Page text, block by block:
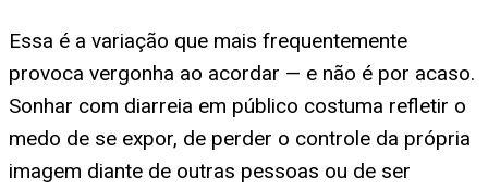
Essa é a variação que mais frequentemente
provoca vergonha ao acordar — e não é por acaso.
Sonhar com diarreia em público costuma refletir o
medo de se expor, de perder o controle da própria
imagem diante de outras pessoas ou de ser